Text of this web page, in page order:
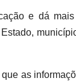
e dá
as